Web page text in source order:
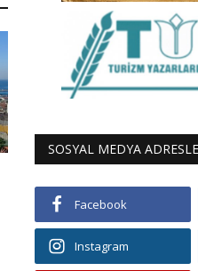
SOSYAL MEDYA
Facebook
Instagram